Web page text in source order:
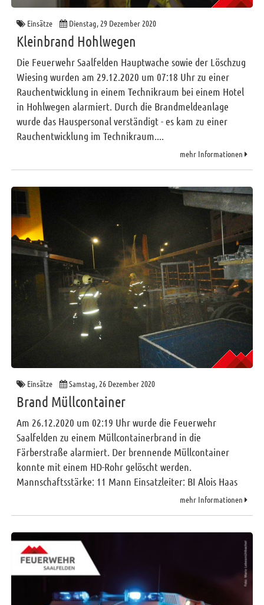
Einsätze Dienstag, 29 Dezember 2020
Kleinbrand Hohlwegen
Die Feuerwehr Saalfelden Hauptwache sowie der Löschzug
Wiesing wurden am 29.12.2020 um 07:18 Uhr zu einer
Rauchentwicklung in einem Technikraum bei einem Hotel
in Hohlwegen alarmiert. Durch die Brandmeldeanlage
wurde das Hauspersonal verständigt - es kam zu einer
Rauchentwicklung im Technikraum....
mehr Informationen
Einsätze Samstag, 26 Dezember 2020
Brand Müllcontainer
Am 26.12.2020 um 02:19 Uhr wurde die Feuerwehr
Saalfelden zu einem Müllcontainerbrand in die
Färberstraße alarmiert. Der brennende Müllcontainer
konnte mit einem HD-Rohr gelöscht werden.
Mannschaftsstärke: 11 Mann Einsatzleiter: BI Alois Haas
mehr Informationen